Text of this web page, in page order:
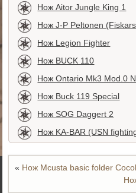
Нож Aitor Jungle King 1
Нож J-P Peltonen
Нож Legion Fighter
Нож BUCK 110
Нож Ontario Mk3 Mod.0
Нож Buck 119 Special
Нож SOG Daggert 2
Нож KA-BAR (USN
« Нож Mcusta basic folder